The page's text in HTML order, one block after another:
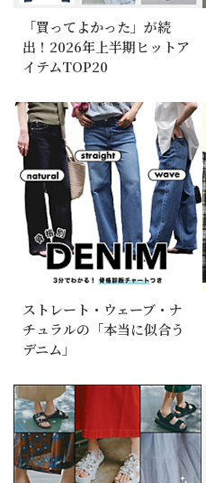
「買ってよかった」が続
出！2026年上半期ヒットア
イテムTOP20
ストレート・ウェーブ・ナ
チュラルの「本当に似合う
デニム」